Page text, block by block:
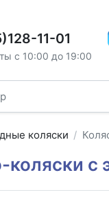
11-01
с 10:00 до 19:00
коляски
коляски с